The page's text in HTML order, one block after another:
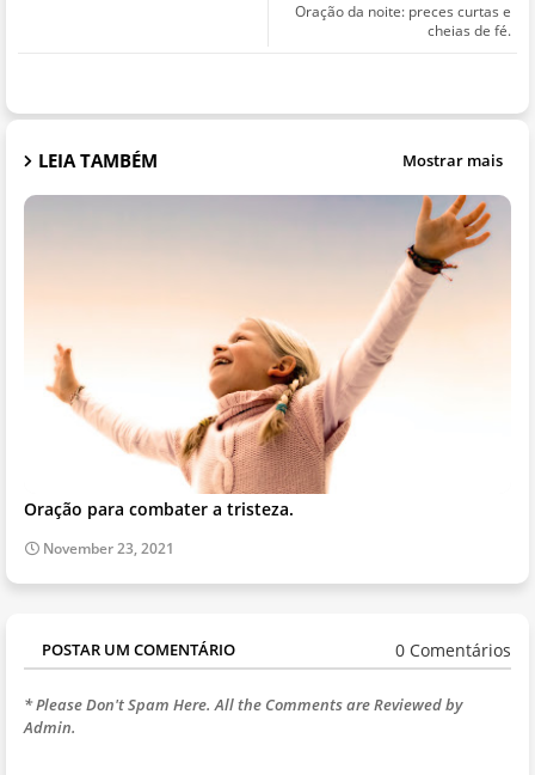
Oração da noite: preces curtas e
cheias de fé.
LEIA TAMBÉM Mostrar mais
Oração para combater a tristeza.
November 23, 2021
POSTAR UM COMENTÁRIO 0 Comentários
* Please Don't Spam Here. All the Comments are Reviewed by
Admin.